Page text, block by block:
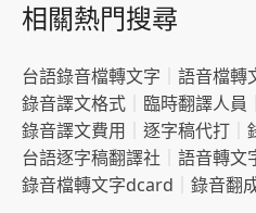
相關熱門搜尋
台語錄音檔轉文字 語音檔轉
錄音譯文格式
臨時翻譯人員
錄音譯文費用
逐字稿代打
台語逐字稿翻譯社
語音轉文
錄音檔轉文字dcard
錄音翻